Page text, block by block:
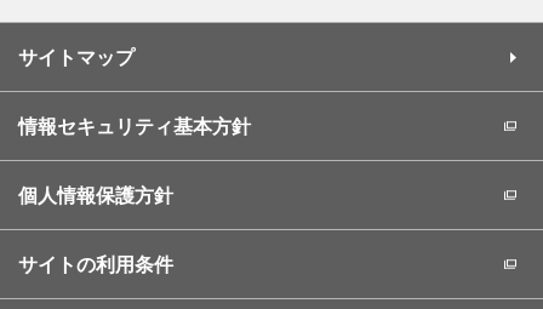
サイトマップ
情報セキュリティ基本方針
個人情報保護方針
サイトの利用条件